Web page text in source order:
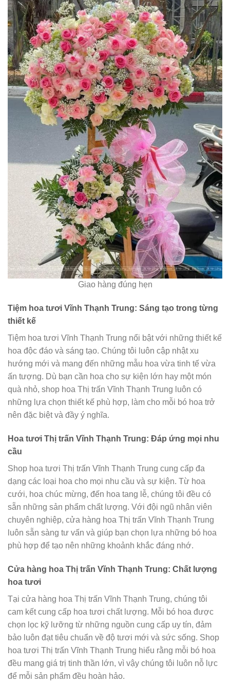
Giao hàng đúng hẹn
Tiệm hoa tươi Vĩnh Thạnh Trung: Sáng tạo trong từng
thiết kế
Tiệm hoa tươi Vĩnh Thạnh Trung nổi bật với những thiết kế
hoa độc đáo và sáng tạo. Chúng tôi luôn cập nhật xu
hướng mới và mang đến những mẫu hoa vừa tinh tế vừa
ấn tượng. Dù bạn cần hoa cho sự kiện lớn hay một món
quà nhỏ, shop hoa Thị trấn Vĩnh Thạnh Trung luôn có
những lựa chọn thiết kế phù hợp, làm cho mỗi bó hoa trở
nên đặc biệt và đầy ý nghĩa.
Hoa tươi Thị trấn Vĩnh Thạnh Trung: Đáp ứng mọi nhu
cầu
Shop hoa tươi Thị trấn Vĩnh Thạnh Trung cung cấp đa
dạng các loại hoa cho mọi nhu cầu và sự kiện. Từ hoa
cưới, hoa chúc mừng, đến hoa tang lễ, chúng tôi đều có
sẵn những sản phẩm chất lượng. Với đội ngũ nhân viên
chuyên nghiệp, cửa hàng hoa Thị trấn Vĩnh Thạnh Trung
luôn sẵn sàng tư vấn và giúp bạn chọn lựa những bó hoa
phù hợp để tạo nên những khoảnh khắc đáng nhớ.
Cửa hàng hoa Thị trấn Vĩnh Thạnh Trung: Chất lượng
hoa tươi
Tại cửa hàng hoa Thị trấn Vĩnh Thạnh Trung, chúng tôi
cam kết cung cấp hoa tươi chất lượng. Mỗi bó hoa được
chọn lọc kỹ lưỡng từ những nguồn cung cấp uy tín, đảm
bảo luôn đạt tiêu chuẩn về độ tươi mới và sức sống. Shop
hoa tươi Thị trấn Vĩnh Thạnh Trung hiểu rằng mỗi bó hoa
đều mang giá trị tinh thần lớn, vì vậy chúng tôi luôn nỗ lực
để mỗi sản phẩm đều hoàn hảo.